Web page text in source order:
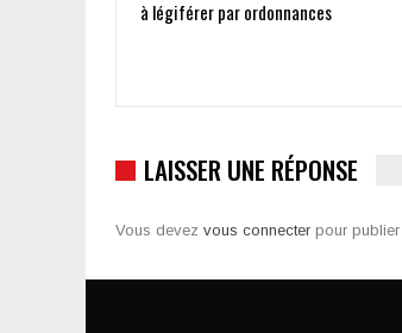
à légiférer par ordonnances
LAISSER UNE RÉPONSE
Vous devez vous connecter pour